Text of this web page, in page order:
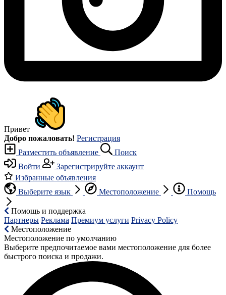
Привет
Добро пожаловать! Регистрация
Разместить объявление
Поиск
Войти
Зарегистрируйте аккаунт
Избранные объявления
Выберите язык
Местоположение Помощь
Помощь и поддержка
Партнеры Реклама Премиум услуги Privacy Policy
Местоположение
Местоположение по умолчанию
Выберите предпочитаемое вами местоположение для более
быстрого поиска и продажи.